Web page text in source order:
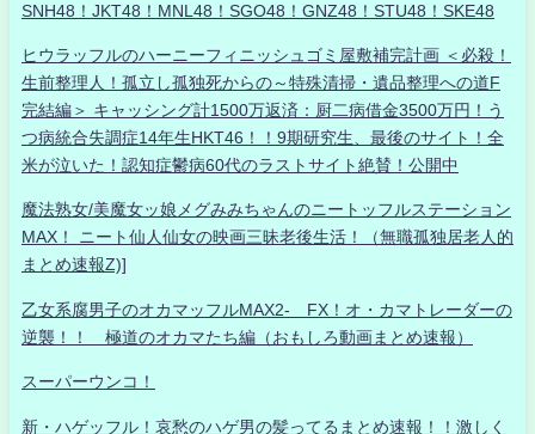
SNH48！JKT48！MNL48！SGO48！GNZ48！STU48！SKE48
ヒウラッフルのハーニーフィニッシュゴミ屋敷補完計画 ＜必殺！
生前整理人！孤立し孤独死からの～特殊清掃・遺品整理への道F
完結編＞ キャッシング計1500万返済：厨二病借金3500万円！う
つ病統合失調症14年生HKT46！！9期研究生、最後のサイト！全
米が泣いた！認知症鬱病60代のラストサイト絶賛！公開中
魔法熟女/美魔女ッ娘メグみみちゃんのニートッフルステーション
MAX！ ニート仙人仙女の映画三昧老後生活！（無職孤独居老人的
まとめ速報Z)]
乙女系腐男子のオカマッフルMAX2- FX！オ・カマトレーダーの
逆襲！！ 極道のオカマたち編（おもしろ動画まとめ速報）
スーパーウンコ！
新・ハゲッフル！哀愁のハゲ男の髪ってるまとめ速報！！激しく